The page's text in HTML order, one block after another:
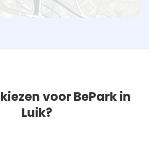
voor BePark in
Luik?